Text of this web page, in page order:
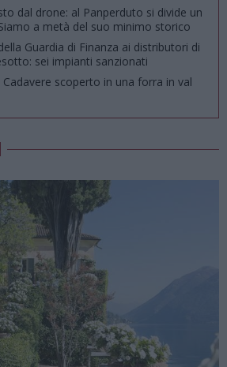
dal drone: al Panperduto si divide un
a metà del suo minimo storico
Guardia di Finanza ai distributori di
sei impianti sanzionati
Cadavere scoperto in una forra in val